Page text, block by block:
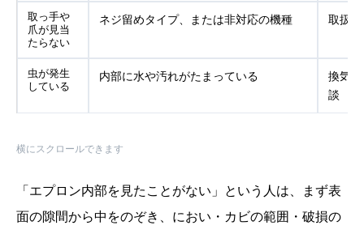
取っ手や
爪が見当
たらない
ネジ留めタイプ、または非対応の機種 取扱
虫が発生
している
内部に水や汚れがたまっている
換気
談
横にスクロールできます
「エプロン内部を見たことがない」という人は、まず表
面の隙間から中をのぞき、におい・カビの範囲・破損の